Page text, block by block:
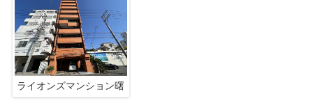
ライオンズマンション曙